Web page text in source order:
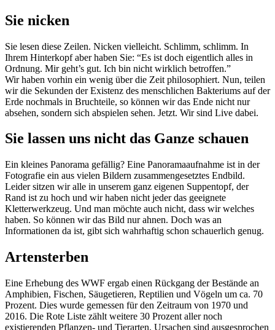
Sie nicken
Sie lesen diese Zeilen. Nicken vielleicht. Schlimm, schlimm. In
Ihrem Hinterkopf aber haben Sie: “Es ist doch eigentlich alles in
Ordnung. Mir geht’s gut. Ich bin nicht wirklich betroffen.”
Wir haben vorhin ein wenig über die Zeit philosophiert. Nun, teilen
wir die Sekunden der Existenz des menschlichen Bakteriums auf der
Erde nochmals in Bruchteile, so können wir das Ende nicht nur
absehen, sondern sich abspielen sehen. Jetzt. Wir sind Live dabei.
Sie lassen uns nicht das Ganze schauen
Ein kleines Panorama gefällig? Eine Panoramaaufnahme ist in der
Fotografie ein aus vielen Bildern zusammengesetztes Endbild.
Leider sitzen wir alle in unserem ganz eigenen Suppentopf, der
Rand ist zu hoch und wir haben nicht jeder das geeignete
Kletterwerkzeug. Und man möchte auch nicht, dass wir welches
haben. So können wir das Bild nur ahnen. Doch was an
Informationen da ist, gibt sich wahrhaftig schon schauerlich genug.
Artensterben
Eine Erhebung des WWF ergab einen Rückgang der Bestände an
Amphibien, Fischen, Säugetieren, Reptilien und Vögeln um ca. 70
Prozent. Dies wurde gemessen für den Zeitraum von 1970 und
2016. Die Rote Liste zählt weitere 30 Prozent aller noch
existierenden Pflanzen- und Tierarten. Ursachen sind ausgesprochen